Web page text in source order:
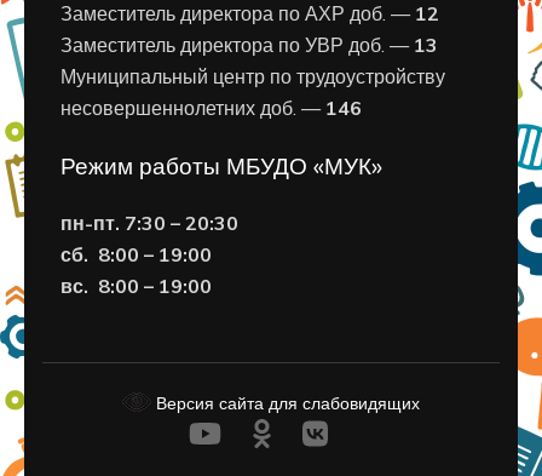
Заместитель директора по АХР доб. — 12
Заместитель директора по УВР доб. — 13
Муниципальный центр по трудоустройству
несовершеннолетних доб. — 146
Режим работы МБУДО «МУК»
пн-пт. 7:30 – 20:30
сб. 8:00 – 19:00
вс. 8:00 – 19:00
Версия сайта для слабовидящих